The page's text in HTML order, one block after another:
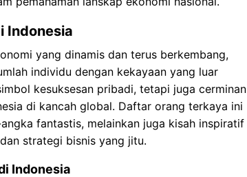
Indonesia
yang dinamis dan terus berkembang,
individu dengan kekayaan yang luar
kesuksesan pribadi, tetapi juga cerminan
di kancah global. Daftar orang terkaya ini
fantastis, melainkan juga kisah inspiratif
strategi bisnis yang jitu.
Indonesia